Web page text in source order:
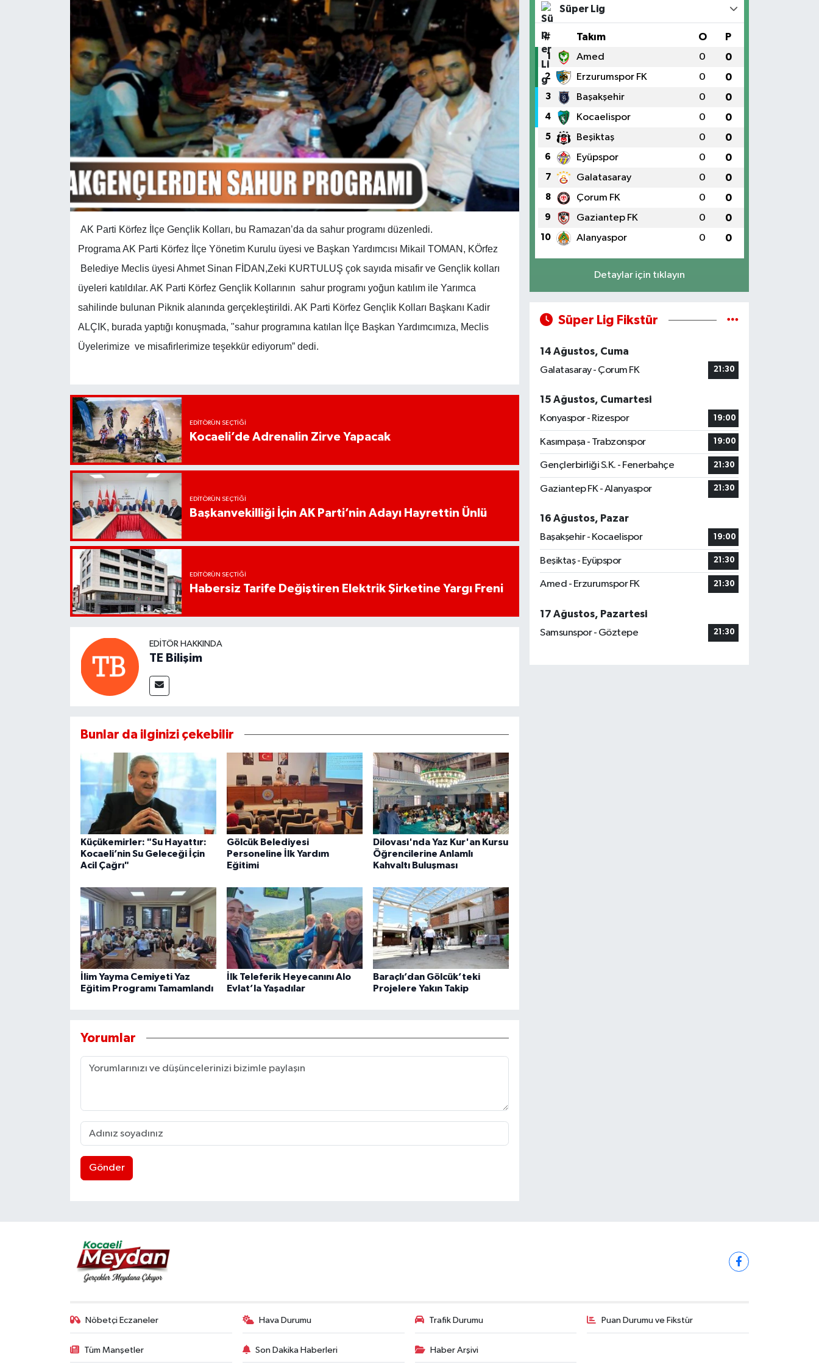
AK Parti Körfez İlçe Gençlik Kolları, bu Ramazan’da da sahur programı düzenledi.
Programa AK Parti Körfez İlçe Yönetim Kurulu üyesi ve Başkan Yardımcısı Mikail TOMAN, KÖrfez
Belediye Meclis üyesi Ahmet Sinan FİDAN,Zeki KURTULUŞ çok sayıda misafir ve Gençlik kolları
üyeleri katıldılar. AK Parti Körfez Gençlik Kollarının sahur programı yoğun katılım ile Yarımca
sahilinde bulunan Piknik alanında gerçekleştirildi. AK Parti Körfez Gençlik Kolları Başkanı Kadir
ALÇIK, burada yaptığı konuşmada, "sahur programına katılan İlçe Başkan Yardımcımıza, Meclis
Üyelerimize ve misafirlerimize teşekkür ediyorum” dedi.
EDITÖRÜN SEÇTIĞI
Kocaeli’de Adrenalin Zirve Yapacak
EDITÖRÜN SEÇTIĞI
Başkanvekilliği İçin AK Parti’nin Adayı Hayrettin Ünlü
EDITÖRÜN SEÇTIĞI
Habersiz Tarife Değiştiren Elektrik Şirketine Yargı Freni
EDITÖR HAKKINDA
TE Bilişim
Bunlar da ilginizi çekebilir
Küçükemirler: "Su Hayattır:
Kocaeli’nin Su Geleceği İçin
Acil Çağrı"
Gölcük Belediyesi
Personeline İlk Yardım
Eğitimi
Dilovası'nda Yaz Kur'an Kursu
Öğrencilerine Anlamlı
Kahvaltı Buluşması
İlim Yayma Cemiyeti Yaz
Eğitim Programı Tamamlandı
İlk Teleferik Heyecanını Alo
Evlat’la Yaşadılar
Baraçlı’dan Gölcük’teki
Projelere Yakın Takip
Yorumlar
Gönder
Süper Lig
# Takım O P
1 Amed 0 0
2 Erzurumspor FK 0 0
3 Başakşehir 0 0
4 Kocaelispor 0 0
5 Beşiktaş 0 0
6 Eyüpspor 0 0
7 Galatasaray 0 0
8 Çorum FK 0 0
9 Gaziantep FK 0 0
10 Alanyaspor 0 0
Detaylar için tıklayın
Süper Lig Fikstür
14 Ağustos, Cuma
Galatasaray - Çorum FK
21:30
15 Ağustos, Cumartesi
Konyaspor - Rizespor
19:00
Kasımpaşa - Trabzonspor 19:00
Gençlerbirliği S.K. - Fenerbahçe 21:30
Gaziantep FK - Alanyaspor 21:30
16 Ağustos, Pazar
Başakşehir - Kocaelispor
19:00
Beşiktaş - Eyüpspor 21:30
Amed - Erzurumspor FK 21:30
17 Ağustos, Pazartesi
Samsunspor - Göztepe
21:30
Nöbetçi Eczaneler Hava Durumu Trafik Durumu Puan Durumu ve Fikstür
Tüm Manşetler Son Dakika Haberleri Haber Arşivi